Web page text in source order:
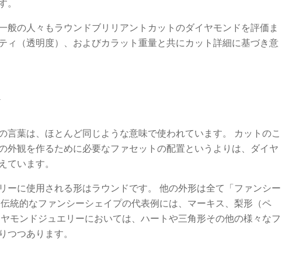
。
般の人々もラウンドブリリアントカットのダイヤモンドを評価ま
ィ（透明度）、およびカラット重量と共にカット詳細に基づき意
言葉は、ほとんど同じような意味で使われています。 カットのこ
外観を作るために必要なファセットの配置というよりは、ダイヤ
ています。
ーに使用される形はラウンドです。 他の外形は全て「ファンシー
統的なファンシーシェイプの代表例には、マーキス、梨形（ペ
モンドジュエリーにおいては、ハートや三角形その他の様々なフ
つつあります。